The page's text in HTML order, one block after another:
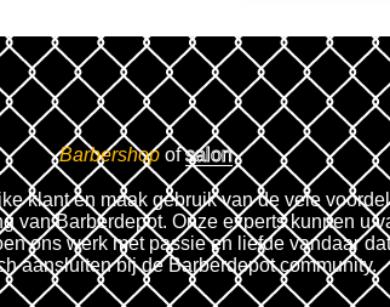
Barbershop of salon
klant en maak gebruik van de vele
van Barberdepot. Onze experts kunnen u
ons werk met passie en liefde vandaar
aansluiten bij de Barberdepot community.